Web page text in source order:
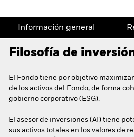
Información general
Filosofía de
El Fondo tiene por objetivo
de los activos del Fondo, de forma
gobierno corporativo (ESG).
El asesor de inversiones (AI) tiene
sus activos totales en los valores de